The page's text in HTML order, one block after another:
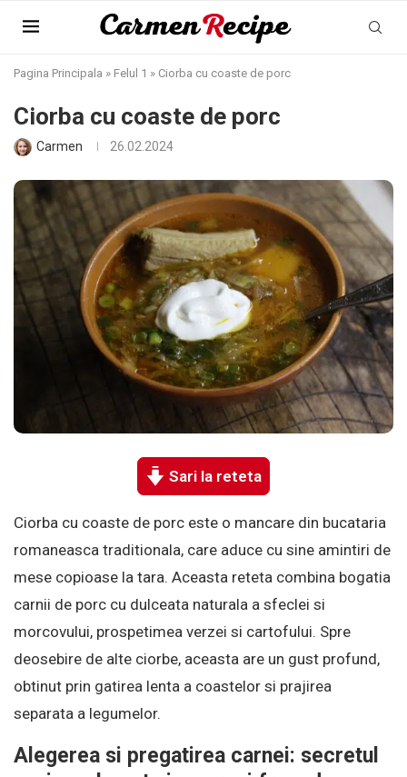
Pagina Principala » Felul 1 » Ciorba cu coaste de porc
Ciorba cu coaste de porc
Carmen 26.02.2024
Sari la reteta
Ciorba cu coaste de porc este o mancare din bucataria
romaneasca traditionala, care aduce cu sine amintiri de
mese copioase la tara. Aceasta reteta combina bogatia
carnii de porc cu dulceata naturala a sfeclei si
morcovului, prospetimea verzei si cartofului. Spre
deosebire de alte ciorbe, aceasta are un gust profund,
obtinut prin gatirea lenta a coastelor si prajirea
separata a legumelor.
Alegerea si pregatirea carnei: secretul